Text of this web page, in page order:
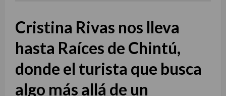
Cristina Rivas nos lleva
hasta Raíces de Chintú,
donde el turista que busca
algo más allá de un